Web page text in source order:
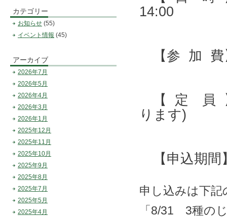
14:00
【参 加 費
【 定 員
ります)
【申込期
申し込みは下
「8/31 3種の
カテゴリー
お知らせ (55)
イベント情報 (45)
アーカイブ
2026年7月
2026年5月
2026年4月
2026年3月
2026年1月
2025年12月
2025年11月
2025年10月
2025年9月
2025年8月
2025年7月
2025年5月
2025年4月